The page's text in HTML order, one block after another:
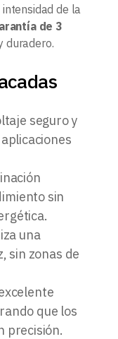
de la
de 3
duradero.
seguro y
sin
una
sin zonas de
que los
precisión.